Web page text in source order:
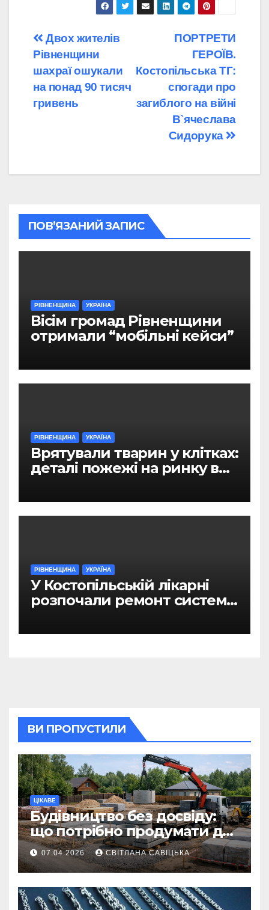
Навігація
записів
ПОРТРЕТИ
ГЕРОЇВ.
Костопільська ТГ:
спогади про
загиблого на війні
В`ячеслава
Сидорука
Двох жителів
Рівненщини
шахраї ошукали
на понад 90 тисяч
гривень
ПОВ’ЯЗАНИЙ ЗАПИС
РІВНЕНЩИНА УКРАЇНА
Вісім громад Рівненщини
отримали “мобільні кейси”
РІВНЕНЩИНА УКРАЇНА
Врятували тварин у клітках:
деталі пожежі на ринку в
РІВНЕНЩИНА УКРАЇНА
У Костопільській лікарні
розпочали ремонт системи
ВИ ПРОПУСТИЛИ
ЦІКАВЕ
Будівництво без досвіду:
що потрібно продумати до
першої доставки на
ділянку
07.04.2026 СВІТЛАНА САВІЦЬКА